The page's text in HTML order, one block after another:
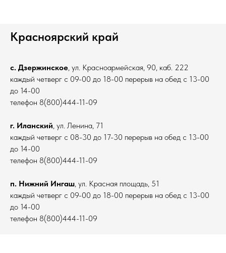
Красноярский край
с. Дзержинское, ул. Красноармейская, 90, каб. 222
каждый четверг с 09-00 до 18-00 перерыв на обед с 13-00
до 14-00
телефон 8(800)444-11-09
г. Иланский, ул. Ленина, 71
каждый четверг с 08-30 до 17-30 перерыв на обед с 13-00
до 14-00
телефон 8(800)444-11-09
п. Нижний Ингаш, ул. Красная площадь, 51
каждый четверг с 09-00 до 18-00 перерыв на обед с 13-00
до 14-00
телефон 8(800)444-11-09